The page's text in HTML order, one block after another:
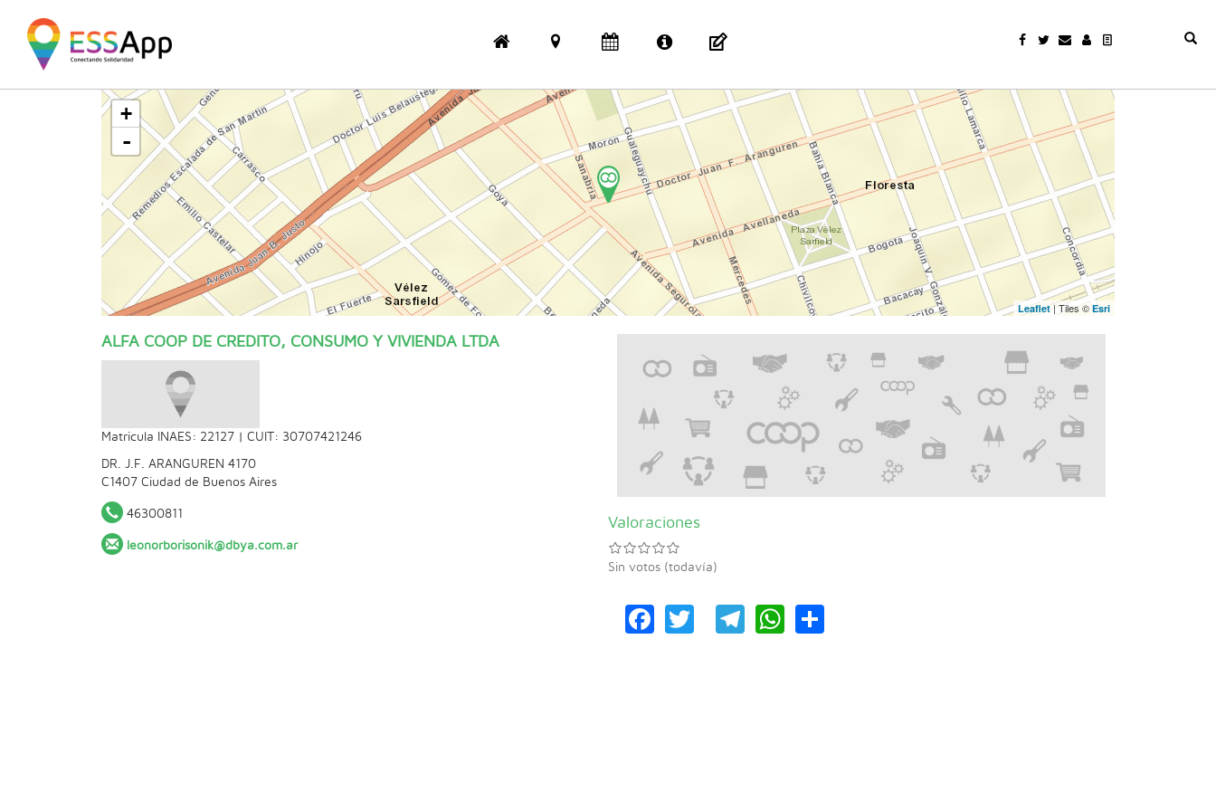
+
-
Leaflet| Tiles © Esri
ALFA COOP DE CREDITO, CONSUMO Y VIVIENDA LTDA
Matricula INAES: 22127 | CUIT: 30707421246
DR. J.F. ARANGUREN 4170
C1407 Ciudad de Buenos Aires
46300811
leonorborisonik@dbya.com.ar
Valoraciones
Sin votos (todavía)
Facebook
TwitterTelegram
WhatsApp